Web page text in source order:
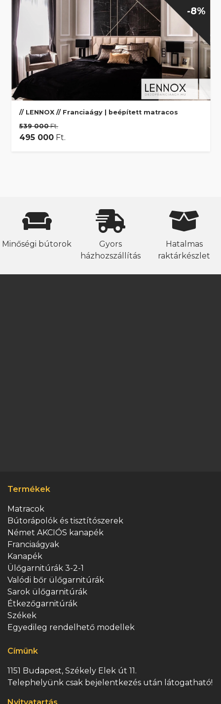
-8%
// LENNOX // Franciaágy | beépített matracos
539 000Ft.
495 000 Ft.
Minőségi bútorok
Gyors
házhozszállítás
Hatalmas
raktárkészlet
Termékek
Matracok
Bútorápolók és tisztítószerek
Német AKCIÓS kanapék
Franciaágyak
Kanapék
Ülőgarnitúrák 3-2-1
Valódi bőr ülőgarnitúrák
Sarok ülőgarnitúrák
Étkezőgarnitúrák
Székek
Egyedileg rendelhető modellek
Címünk
1151 Budapest, Székely Elek út 11.
Telephelyünk csak bejelentkezés után látogatható!